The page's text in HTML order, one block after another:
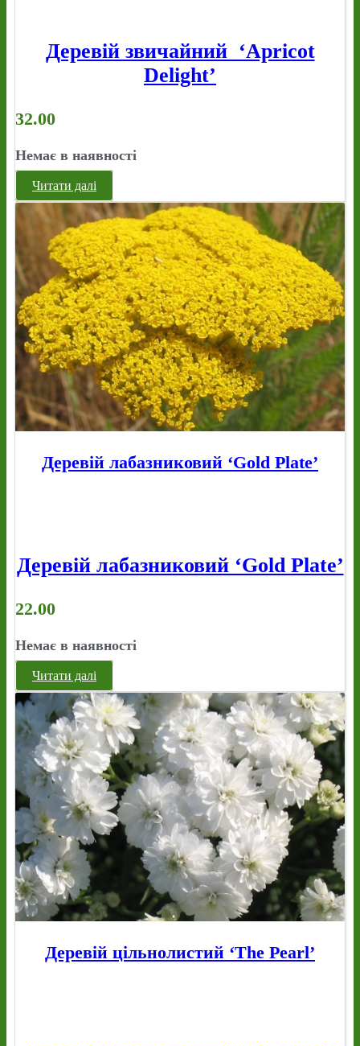
Деревій звичайний ‘Apricot
Delight’
32.00
Немає в наявності
Читати далі
Деревій лабазниковий ‘Gold Plate’
Деревій лабазниковий ‘Gold Plate’
22.00
Немає в наявності
Читати далі
Деревій цільнолистий ‘The Pearl’